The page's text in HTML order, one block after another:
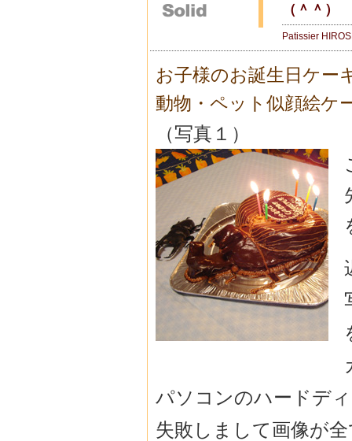
（＾＾）
Patissier
お子様のお誕生日ケー
動物・ペット似顔絵ケ
（写真１）
パソコンのハードデ
失敗しまして画像が